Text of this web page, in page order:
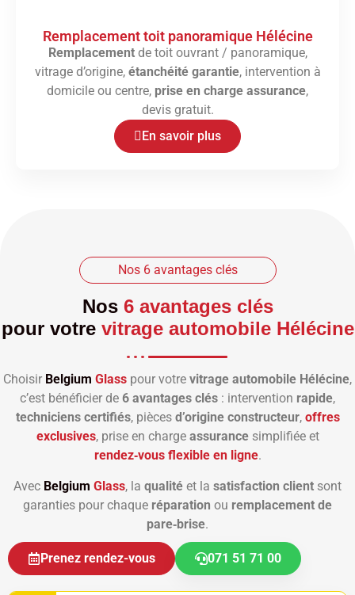
Remplacement toit panoramique Hélécine
Remplacementde toit ouvrant / panoramique,
vitrage d’origine, étanchéité garantie, intervention à
domicile ou centre, prise en charge assurance,
devis gratuit.
En savoir plus
Nos 6 avantages clés
Nos 6 avantages clés
pour votre vitrage automobile Hélécine
Choisir Belgium Glass pour votre vitrage automobile Hélécine,
c’est bénéficier de 6 avantages clés : intervention rapide,
techniciens certifiés, pièces d’origine constructeur, offres
exclusives, prise en charge assurancesimplifiée et
rendez‑vous flexible en ligne.
Avec Belgium Glass, la qualité et la satisfaction client sont
garanties pour chaque réparation ou remplacement de
pare‑brise.
Prenez rendez-vous 071 51 71 00